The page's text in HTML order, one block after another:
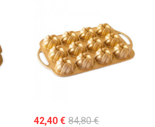
42,40 € 84,80 €